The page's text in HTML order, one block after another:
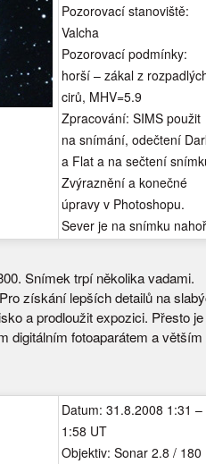
Pozorovací stanoviště:
Valcha
Pozorovací podmínky:
horší – zákal z
cirů, MHV=5.9
Zpracování: SIMS použit
na snímání, odečtení
a Flat a na sečtení
Zvýraznění a konečné
úpravy v Photoshopu.
Sever je na snímku
Snímek trpí několika vadami.
získání lepších detailů na
a prodloužit expozici. Přesto je
digitálním fotoaparátem a větším
Datum: 31.8.2008 1:31 –
1:58 UT
Objektiv: Sonar 2.8 / 180